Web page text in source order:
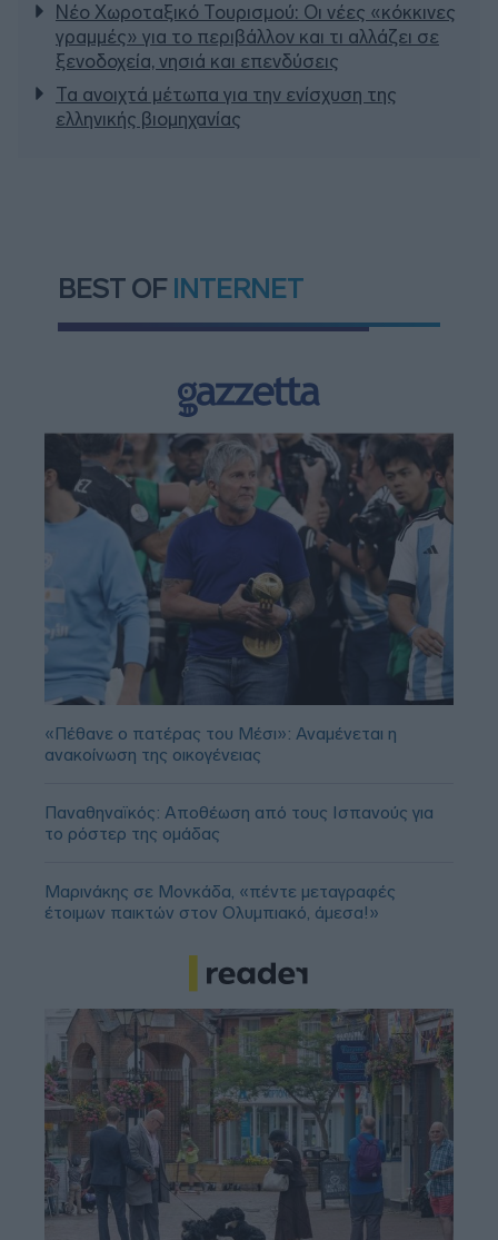
Νέο Χωροταξικό Τουρισμού: Οι νέες «κόκκινες
γραμμές» για το περιβάλλον και τι αλλάζει σε
ξενοδοχεία, νησιά και επενδύσεις
Τα ανοιχτά μέτωπα για την ενίσχυση της
ελληνικής βιομηχανίας
BEST OF INTERNET
«Πέθανε ο πατέρας του Μέσι»: Αναμένεται η
ανακοίνωση της οικογένειας
Παναθηναϊκός: Αποθέωση από τους Ισπανούς για
το ρόστερ της ομάδας
Μαρινάκης σε Μονκάδα, «πέντε μεταγραφές
έτοιμων παικτών στον Ολυμπιακό, άμεσα!»